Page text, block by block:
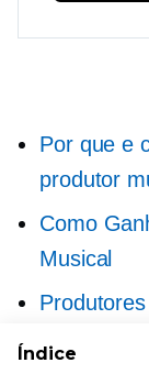
Por que e
produtor
Como
Musical
Índice